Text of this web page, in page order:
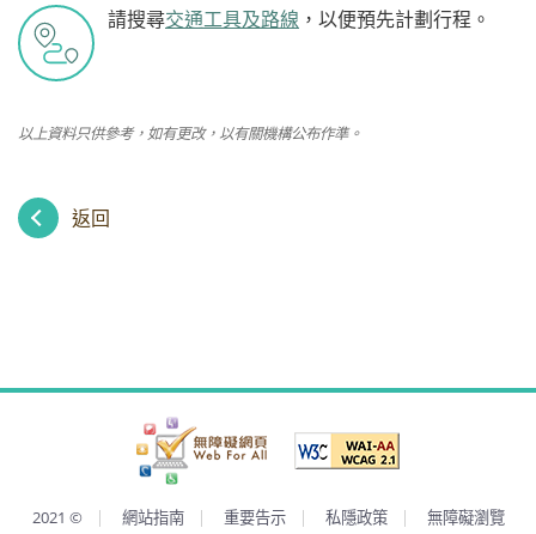
請搜尋交通工具及路線 ，以便預先計劃行程。
以上資料只供參考，如有更改，以有關機構公布作準。
返回
2021 © 網站指南 重要告示 私隱政策 無障礙瀏覽